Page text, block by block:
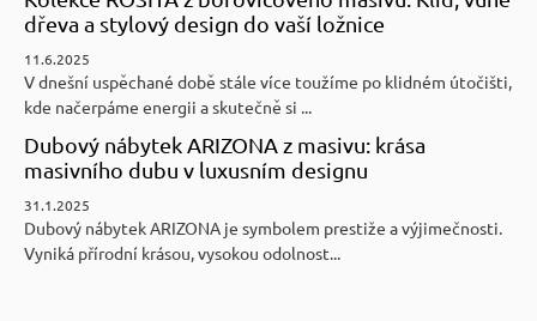
dřeva a stylový design do vaší ložnice
11.6.2025
V dnešní uspěchané době stále více toužíme po klidném útočišti,
kde načerpáme energii a skutečně si ...
Dubový nábytek ARIZONA z masivu: krása
masivního dubu v luxusním designu
31.1.2025
Dubový nábytek ARIZONA je symbolem prestiže a výjimečnosti.
Vyniká přírodní krásou, vysokou odolnost...